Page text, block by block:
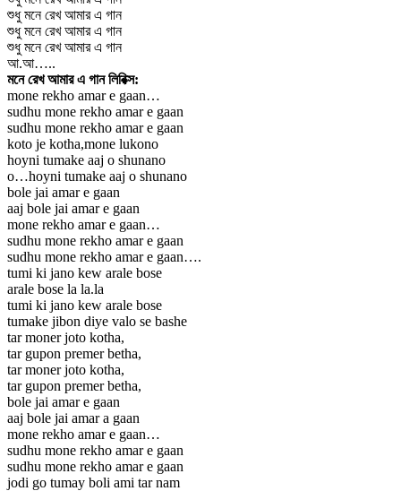
শুধু মনে রেখ আমার এ গান
শুধু মনে রেখ আমার এ গান
শুধু মনে রেখ আমার এ গান
আ.আ…..
মনে রেখ আমার এ গান লিরিক্স:
mone rekho amar e gaan…
sudhu mone rekho amar e gaan
sudhu mone rekho amar e gaan
koto je kotha,mone lukono
hoyni tumake aaj o shunano
o…hoyni tumake aaj o shunano
bole jai amar e gaan
aaj bole jai amar e gaan
mone rekho amar e gaan…
sudhu mone rekho amar e gaan
sudhu mone rekho amar e gaan….
tumi ki jano kew arale bose
arale bose la la.la
tumi ki jano kew arale bose
tumake jibon diye valo se bashe
tar moner joto kotha,
tar gupon premer betha,
tar moner joto kotha,
tar gupon premer betha,
bole jai amar e gaan
aaj bole jai amar a gaan
mone rekho amar e gaan…
sudhu mone rekho amar e gaan
sudhu mone rekho amar e gaan
jodi go tumay boli ami tar nam